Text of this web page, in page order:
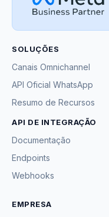
SOLUÇÕES
Canais Omnichannel
API Oficial WhatsApp
Resumo de Recursos
API DE INTEGRAÇÃO
Documentação
Endpoints
Webhooks
EMPRESA